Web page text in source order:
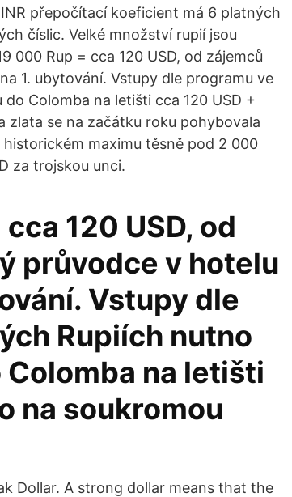
přepočítací koeficient má 6 platných
číslic. Velké množství rupií jsou
000 Rup = cca 120 USD, od zájemců
1. ubytování. Vstupy dle programu ve
Colomba na letišti cca 120 USD +
zlata se na začátku roku pohybovala
maximu těsně pod 2 000
za trojskou unci.
120 USD, od
průvodce v hotelu
Vstupy dle
Rupiích nutno
na letišti
na soukromou
Dollar. A strong dollar means that the